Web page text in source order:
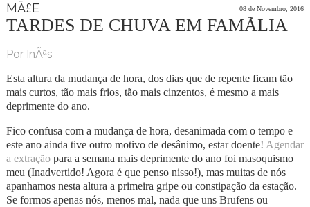
MÃ£E 08 de Novembro, 2016
TARDES DE CHUVA EM FAMÃ­LIA
Por InÃªs
Esta altura da mudança de hora, dos dias que de repente ficam tão
mais curtos, tão mais frios, tão mais cinzentos, é mesmo a mais
deprimente do ano.
Fico confusa com a mudança de hora, desanimada com o tempo e
este ano ainda tive outro motivo de desânimo, estar doente! Agendar
a extraçãopara a semana mais deprimente do ano foi masoquismo
meu (Inadvertido! Agora é que penso nisso!), mas muitas de nós
apanhamos nesta altura a primeira gripe ou constipação da estação.
Se formos apenas nós, menos mal, nada que uns Brufens ou